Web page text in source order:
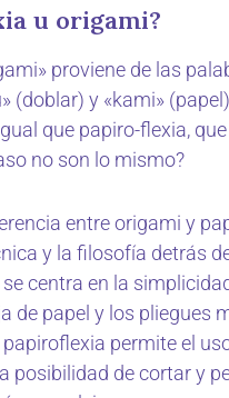
u origami?
proviene de las
(doblar) y «kami»
que papiro-flexia,
no son lo mismo?
entre origami y
y la filosofía detrás
centra en la
de papel y los pliegues
permite el
posibilidad de cortar y